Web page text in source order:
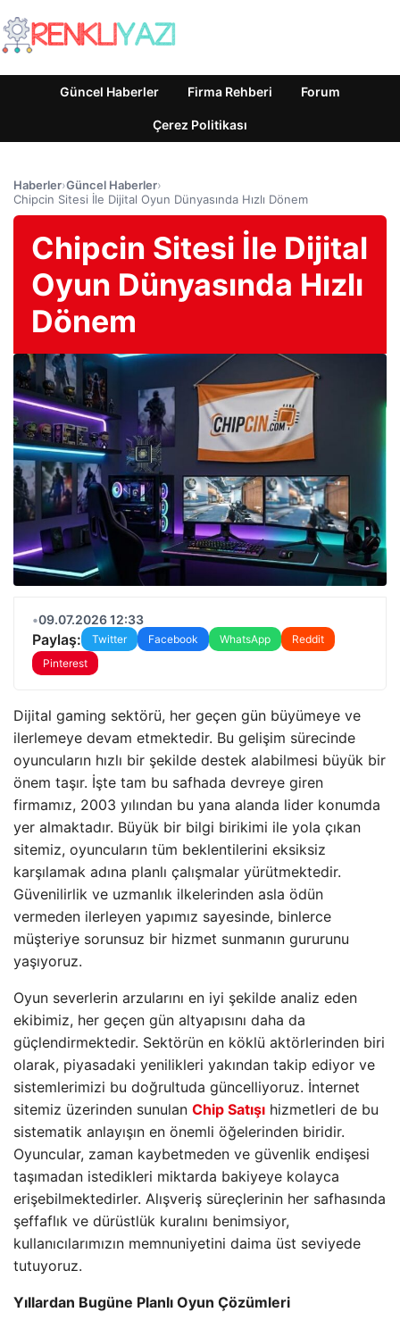
Güncel Haberler Firma Rehberi Forum
Çerez Politikası
Haberler›Güncel Haberler›
Chipcin Sitesi İle Dijital Oyun Dünyasında Hızlı Dönem
Chipcin Sitesi İle Dijital
Oyun Dünyasında Hızlı
Dönem
•09.07.2026 12:33
Paylaş: Twitter Facebook WhatsApp
Reddit
Pinterest
Dijital gaming sektörü, her geçen gün büyümeye ve
ilerlemeye devam etmektedir. Bu gelişim sürecinde
oyuncuların hızlı bir şekilde destek alabilmesi büyük bir
önem taşır. İşte tam bu safhada devreye giren
firmamız, 2003 yılından bu yana alanda lider konumda
yer almaktadır. Büyük bir bilgi birikimi ile yola çıkan
sitemiz, oyuncuların tüm beklentilerini eksiksiz
karşılamak adına planlı çalışmalar yürütmektedir.
Güvenilirlik ve uzmanlık ilkelerinden asla ödün
vermeden ilerleyen yapımız sayesinde, binlerce
müşteriye sorunsuz bir hizmet sunmanın gururunu
yaşıyoruz.
Oyun severlerin arzularını en iyi şekilde analiz eden
ekibimiz, her geçen gün altyapısını daha da
güçlendirmektedir. Sektörün en köklü aktörlerinden biri
olarak, piyasadaki yenilikleri yakından takip ediyor ve
sistemlerimizi bu doğrultuda güncelliyoruz. İnternet
sitemiz üzerinden sunulan Chip Satışı hizmetleri de bu
sistematik anlayışın en önemli öğelerinden biridir.
Oyuncular, zaman kaybetmeden ve güvenlik endişesi
taşımadan istedikleri miktarda bakiyeye kolayca
erişebilmektedirler. Alışveriş süreçlerinin her safhasında
şeffaflık ve dürüstlük kuralını benimsiyor,
kullanıcılarımızın memnuniyetini daima üst seviyede
tutuyoruz.
Yıllardan Bugüne Planlı Oyun Çözümleri